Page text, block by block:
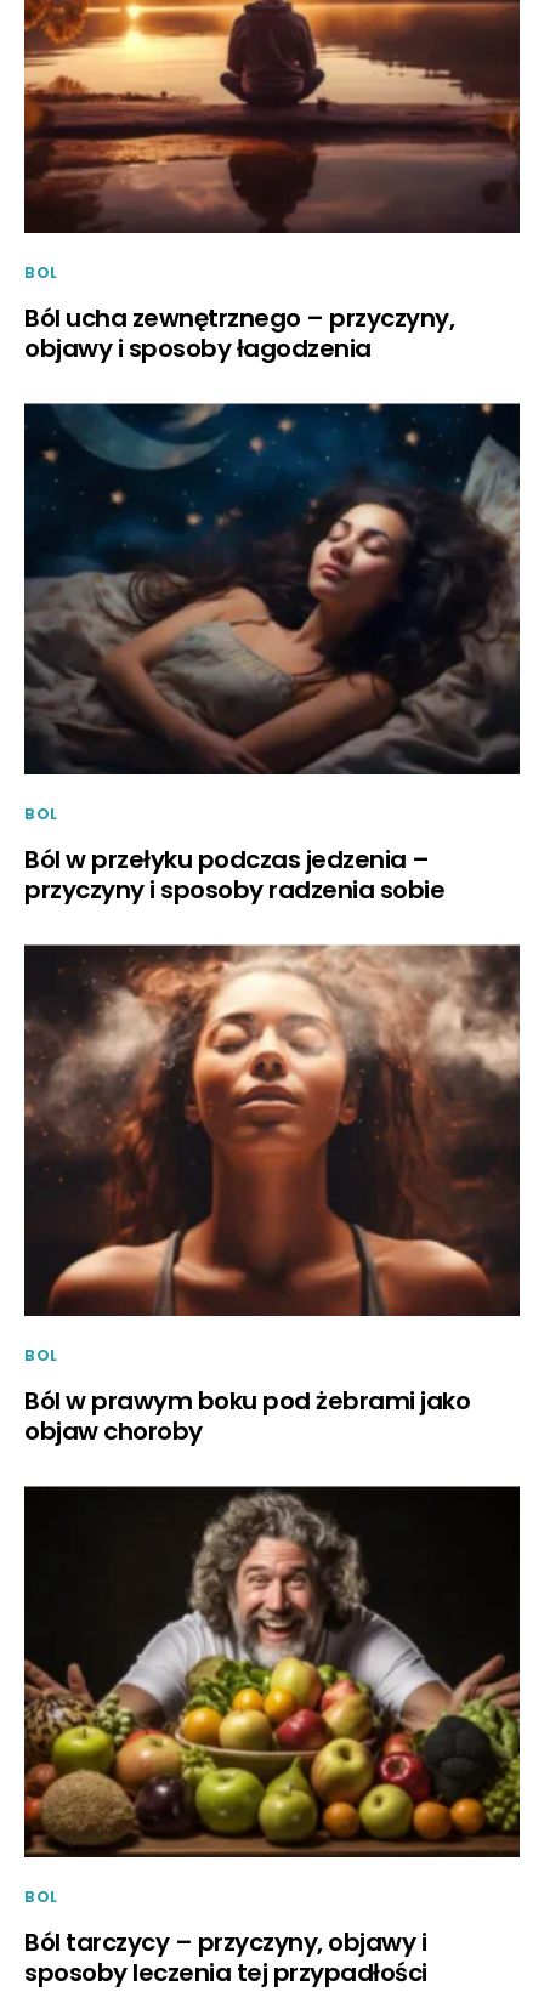
BOL
Ból ucha zewnętrznego – przyczyny,
objawy i sposoby łagodzenia
BOL
Ból w przełyku podczas jedzenia –
przyczyny i sposoby radzenia sobie
BOL
Ból w prawym boku pod żebrami jako
objaw choroby
BOL
Ból tarczycy – przyczyny, objawy i
sposoby leczenia tej przypadłości